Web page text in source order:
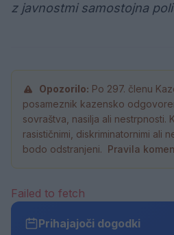
z javnostmi samostojna
Opozorilo: Po 297. členu
posameznik kazensko
sovraštva, nasilja ali nestrpnosti.
rasističnimi, diskriminatornimi ali
bodo odstranjeni. Pravila
Failed to fetch
Prihajajoči dogodki